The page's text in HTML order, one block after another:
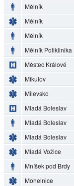
Mělník
Mělník
Mělník
Mělník Poliklinika
Městec Králové
Mikulov
Milevsko
Mladá Boleslav
Mladá Boleslav
Mladá Boleslav
Mladá Vožice
Mníšek pod Brdy
Mohelnice